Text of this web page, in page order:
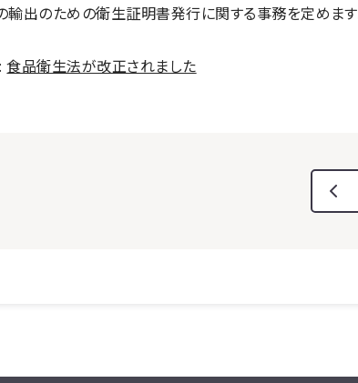
輸出のための衛生証明書発行に関する事務を定めます
食品衛生法が改正されました